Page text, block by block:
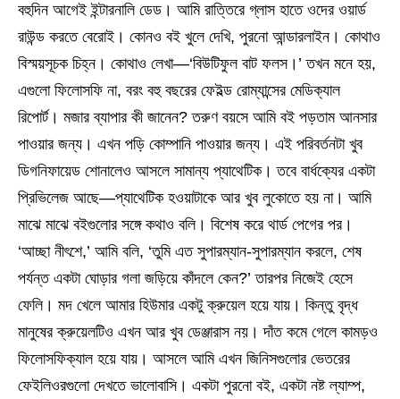
বহুদিন আগেই ইন্টারনালি ডেড। আমি রাত্তিরে গ্লাস হাতে ওদের ওয়ার্ড
রাউন্ড করতে বেরোই। কোনও বই খুলে দেখি, পুরনো আন্ডারলাইন। কোথাও
বিস্ময়সূচক চিহ্ন। কোথাও লেখা—‘বিউটিফুল বাট ফলস।’ তখন মনে হয়,
এগুলো ফিলোসফি না, বরং বহু বছরের ফেইল্ড রোম্যান্সের মেডিক্যাল
রিপোর্ট। মজার ব্যাপার কী জানেন? তরুণ বয়সে আমি বই পড়তাম আনসার
পাওয়ার জন্য। এখন পড়ি কোম্পানি পাওয়ার জন্য। এই পরিবর্তনটা খুব
ডিগনিফায়েড শোনালেও আসলে সামান্য প্যাথেটিক। তবে বার্ধক্যের একটা
প্রিভিলেজ আছে—প্যাথেটিক হওয়াটাকে আর খুব লুকোতে হয় না। আমি
মাঝে মাঝে বইগুলোর সঙ্গে কথাও বলি। বিশেষ করে থার্ড পেগের পর।
‘আচ্ছা নীৎশে,’ আমি বলি, ‘তুমি এত সুপারম্যান-সুপারম্যান করলে, শেষ
পর্যন্ত একটা ঘোড়ার গলা জড়িয়ে কাঁদলে কেন?’ তারপর নিজেই হেসে
ফেলি। মদ খেলে আমার হিউমার একটু ক্রুয়েল হয়ে যায়। কিন্তু বৃদ্ধ
মানুষের ক্রুয়েলটিও এখন আর খুব ডেঞ্জারাস নয়। দাঁত কমে গেলে কামড়ও
ফিলোসফিক্যাল হয়ে যায়। আসলে আমি এখন জিনিসগুলোর ভেতরের
ফেইলিওরগুলো দেখতে ভালোবাসি। একটা পুরনো বই, একটা নষ্ট ল্যাম্প,